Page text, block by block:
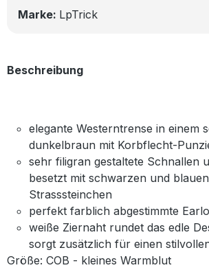
Marke: LpTrick
Beschreibung
elegante Westerntrense in einem
dunkelbraun mit Korbflecht-
sehr filigran gestaltete Schnallen
besetzt mit schwarzen und blauen
Strasssteinchen
perfekt farblich abgestimmte
weiße Ziernaht rundet das edle
sorgt zusätzlich für einen
Größe: COB - kleines Warmblut